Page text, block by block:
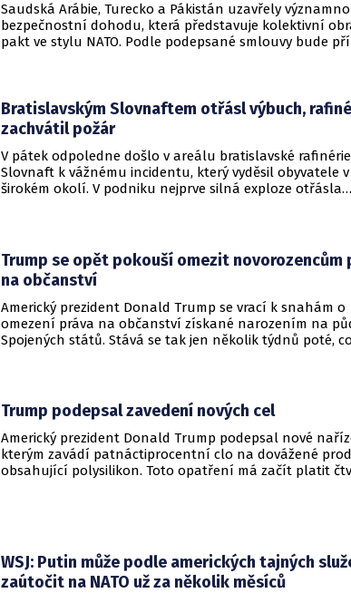
Saudská Arábie, Turecko a Pákistán uzavřely
bezpečnostní dohodu, která představuje kolektivní
pakt ve stylu NATO. Podle podepsané smlouvy bude
Bratislavským Slovnaftem otřásl výbuch,
zachvátil požár
V pátek odpoledne došlo v areálu bratislavské rafinérie
Slovnaft k vážnému incidentu, který vyděsil obyvatele v
širokém okolí. V podniku nejprve silná exploze otřásla
Trump se opět pokouší omezit novorozencům
na občanství
Americký prezident Donald Trump se vrací k snahám o
omezení práva na občanství získané narozením na
Spojených států. Stává se tak jen několik týdnů poté, co
Trump podepsal zavedení nových cel
Americký prezident Donald Trump podepsal nové
kterým zavádí patnáctiprocentní clo na dovážené
obsahující polysilikon. Toto opatření má začít platit
WSJ: Putin může podle amerických tajných
zaútočit na NATO už za několik měsíců